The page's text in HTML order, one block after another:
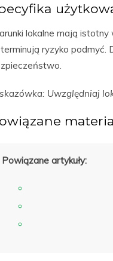
lokalne mają
ryzyko
Uwzględniaj
Powiązane artykuły: